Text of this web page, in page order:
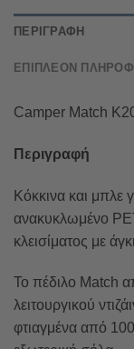
ΠΕΡΙΓΡΑΦΉ
ΕΠΙΠΛΈΟΝ
Camper Match
Περιγραφή
Κόκκινα και μπλε
ανακυκλωμένο
κλεισίματος με
Το πέδιλο Match
λειτουργικού
φτιαγμένα από